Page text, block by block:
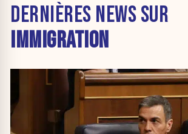
DERNIÈRES NEWS SUR
IMMIGRATION